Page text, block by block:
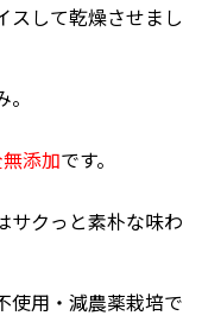
スして乾燥させまし
添加です。
サクっと素朴な味わ
使用・減農薬栽培で